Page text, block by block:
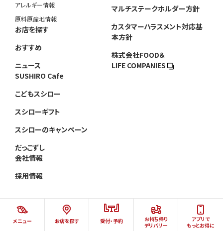
メニュー お店を探す 受付・予約
お持ち帰り
デリバリー
アプリで
もっとお得に
アレルギー情報
原料原産地情報
お店を探す
おすすめ
ニュース
SUSHIRO Cafe
こどもスシロー
スシローギフト
スシローのキャンペーン
だっこずし
会社情報
採用情報
マルチステークホルダー方針
カスタマーハラスメント対応基
本方針
株式会社FOOD＆
LIFE COMPANIES
©AKINDO SUSHIRO CO.,LTD.ALL RIGHTS RESERVED.